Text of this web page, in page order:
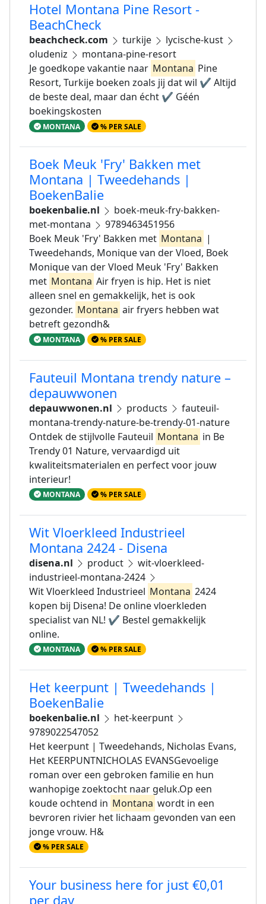
Hotel Montana Pine Resort -
BeachCheck
beachcheck.com turkije
lycische-kust
oludeniz
montana-pine-resort
Je goedkope vakantie naar Montana Pine
Resort, Turkije boeken zoals jij dat wil ✔️ Altijd
de beste deal, maar dan écht ✔️ Géén
boekingskosten
MONTANA % PER SALE
Boek Meuk 'Fry' Bakken met
Montana | Tweedehands |
BoekenBalie
boekenbalie.nl
boek-meuk-fry-bakken-
met-montana
9789463451956
Boek Meuk 'Fry' Bakken met Montana |
Tweedehands, Monique van der Vloed, Boek
Monique van der Vloed Meuk 'Fry' Bakken
met Montana Air fryen is hip. Het is niet
alleen snel en gemakkelijk, het is ook
gezonder. Montana air fryers hebben wat
betreft gezondh&
MONTANA % PER SALE
Fauteuil Montana trendy nature –
depauwwonen
depauwwonen.nl products
fauteuil-
montana-trendy-nature-be-trendy-01-nature
Ontdek de stijlvolle Fauteuil Montana in Be
Trendy 01 Nature, vervaardigd uit
kwaliteitsmaterialen en perfect voor jouw
interieur!
MONTANA % PER SALE
Wit Vloerkleed Industrieel
Montana 2424 - Disena
disena.nl product
wit-vloerkleed-
industrieel-montana-2424
Wit Vloerkleed Industrieel Montana 2424
kopen bij Disena! De online vloerkleden
specialist van NL! ✔ Bestel gemakkelijk
online.
MONTANA % PER SALE
Het keerpunt | Tweedehands |
BoekenBalie
boekenbalie.nl
het-keerpunt
9789022547052
Het keerpunt | Tweedehands, Nicholas Evans,
Het KEERPUNTNICHOLAS EVANSGevoelige
roman over een gebroken familie en hun
wanhopige zoektocht naar geluk.Op een
koude ochtend in Montana wordt in een
bevroren rivier het lichaam gevonden van een
jonge vrouw. H&
% PER SALE
Your business here for just €0,01
per day